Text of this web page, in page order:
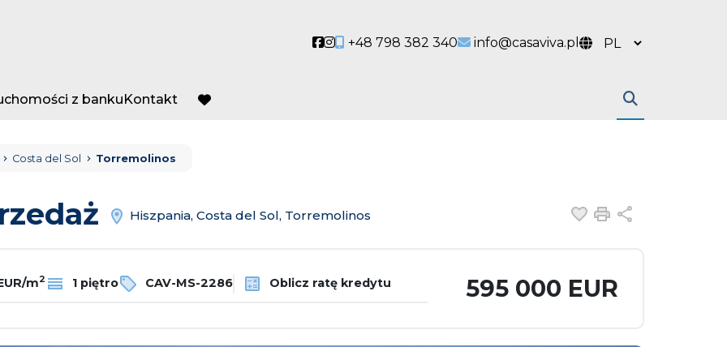
Social link
Social link
+48 798 382 340 info@casaviva.pl
z bankuKontakt
favorite
Costa del Sol Torremolinos
Hiszpania, Costa del Sol, Torremolinos Dodaj do
Drukuj
m2 1 piętro CAV-MS-2286 Oblicz ratę kredytu 595 000 EUR